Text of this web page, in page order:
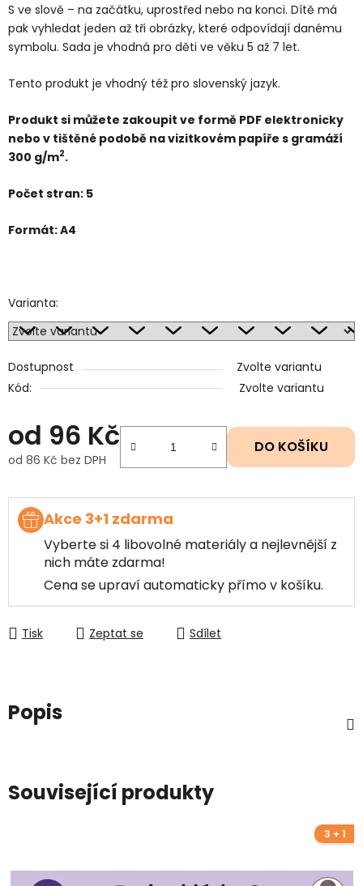
S ve slově – na začátku, uprostřed nebo na konci. Dítě má
pak vyhledat jeden až tři obrázky, které odpovídají danému
symbolu. Sada je vhodná pro děti ve věku 5 až 7 let.
Tento produkt je vhodný též pro slovenský jazyk.
Produkt si můžete zakoupit ve formě PDF elektronicky
nebo v tištěné podobě na vizitkovém papíře s gramáží
300 g/m2.
Počet stran: 5
Formát: A4
Varianta:
Dostupnost
Zvolte variantu
Kód:
Zvolte variantu
od 96 Kč
od 86 Kč bez DPH
DO KOŠÍKU
Akce 3+1 zdarma
Vyberte si 4 libovolné materiály a nejlevnější z
nich máte zdarma!
Cena se upraví automaticky přímo v košíku.
Tisk Zeptat se Sdílet
Popis
Související produkty
3 + 1